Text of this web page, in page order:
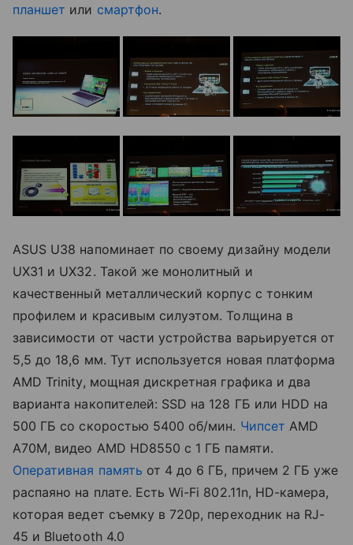
планшет или смартфон.
ASUS U38 напоминает по своему дизайну модели
UX31 и UX32. Такой же монолитный и
качественный металлический корпус с тонким
профилем и красивым силуэтом. Толщина в
зависимости от части устройства варьируется от
5,5 до 18,6 мм. Тут используется новая платформа
AMD Trinity, мощная дискретная графика и два
варианта накопителей: SSD на 128 ГБ или HDD на
500 ГБ со скоростью 5400 об/мин. Чипсет AMD
A70M, видео AMD HD8550 с 1 ГБ памяти.
Оперативная память от 4 до 6 ГБ, причем 2 ГБ уже
распаяно на плате. Есть Wi-Fi 802.11n, HD-камера,
которая ведет съемку в 720р, переходник на RJ-
45 и Bluetooth 4.0